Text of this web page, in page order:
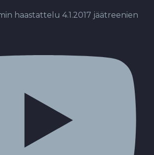
haastattelu 4.1.2017 jäätreenien